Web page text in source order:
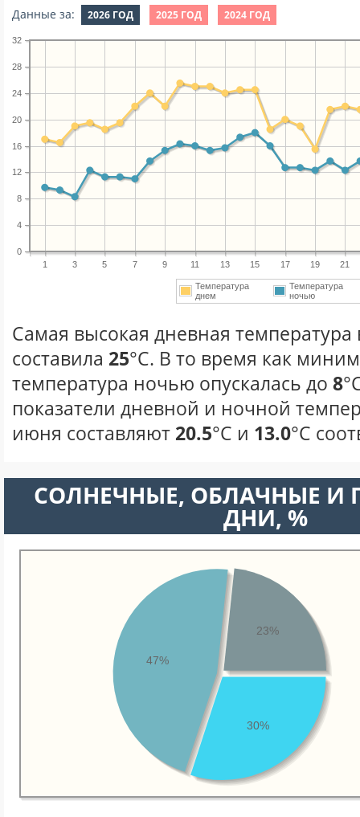
Данные за: 2026 ГОД 2025 ГОД 2024 ГОД
1 3 5 7 9 11 13 15 17 19 21
0
4
8
12
16
20
24
28
32
Температура
днем
Температура
ночью
Самая высокая дневная
составила 25°С. В то время как
температура ночью опускалась до 8
показатели дневной и ночной
июня составляют 20.5°С и 13.0°С
CОЛНЕЧНЫЕ, ОБЛАЧНЫЕ И
ДНИ, %
30%
47%
23%